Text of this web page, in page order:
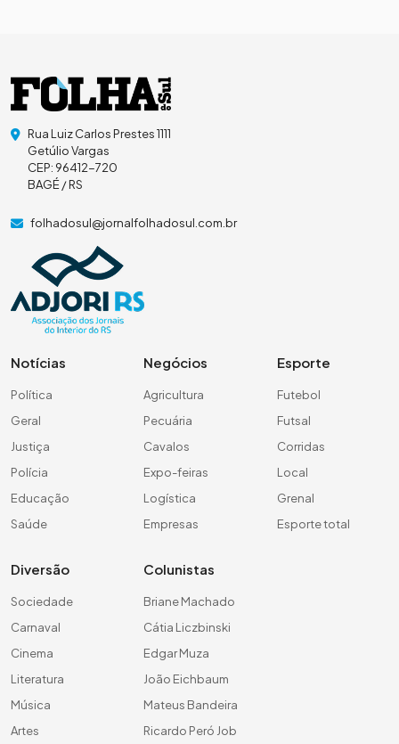
Rua Luiz Carlos Prestes 1111
Getúlio Vargas
CEP: 96412-720
BAGÉ / RS
folhadosul@jornalfolhadosul.com.br
Notícias
Política
Geral
Justiça
Polícia
Educação
Saúde
Negócios
Agricultura
Pecuária
Cavalos
Expo-feiras
Logística
Empresas
Esporte
Futebol
Futsal
Corridas
Local
Grenal
Esporte total
Diversão
Sociedade
Carnaval
Cinema
Literatura
Música
Artes
Colunistas
Briane Machado
Cátia Liczbinski
Edgar Muza
João Eichbaum
Mateus Bandeira
Ricardo Peró Job